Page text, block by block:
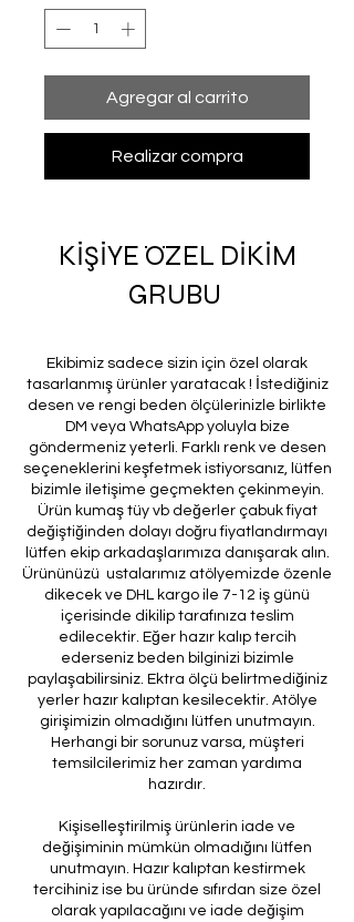
Agregar al carrito
Realizar compra
KİŞİYE ÖZEL DİKİM
GRUBU
Ekibimiz sadece sizin için özel olarak
tasarlanmış ürünler yaratacak ! İstediğiniz
desen ve rengi beden ölçülerinizle birlikte
DM veya WhatsApp yoluyla bize
göndermeniz yeterli. Farklı renk ve desen
seçeneklerini keşfetmek istiyorsanız, lütfen
bizimle iletişime geçmekten çekinmeyin.
Ürün kumaş tüy vb değerler çabuk fiyat
değiştiğinden dolayı doğru fiyatlandırmayı
lütfen ekip arkadaşlarımıza danışarak alın.
Ürününüzü ustalarımız atölyemizde özenle
dikecek ve DHL kargo ile 7-12 iş günü
içerisinde dikilip tarafınıza teslim
edilecektir. Eğer hazır kalıp tercih
ederseniz beden bilginizi bizimle
paylaşabilirsiniz. Ektra ölçü belirtmediğiniz
yerler hazır kalıptan kesilecektir. Atölye
girişimizin olmadığını lütfen unutmayın.
Herhangi bir sorunuz varsa, müşteri
temsilcilerimiz her zaman yardıma
hazırdır.
Kişiselleştirilmiş ürünlerin iade ve
değişiminin mümkün olmadığını lütfen
unutmayın. Hazır kalıptan kestirmek
tercihiniz ise bu üründe sıfırdan size özel
olarak yapılacağını ve iade değişim